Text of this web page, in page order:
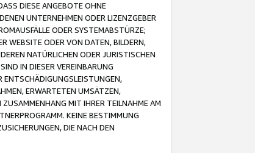
DIESE ANGEBOTE OHNE
UNTERNEHMEN ODER LIZENZGEBER
ODER SYSTEMABSTÜRZE;
WEBSITE ODER VON DATEN, BILDERN,
NATÜRLICHEN ODER JURISTISCHEN
IN DIESER VEREINBARUNG
ENTSCHÄDIGUNGSLEISTUNGEN,
ERWARTETEN UMSÄTZEN,
MIT IHRER TEILNAHME AM
KEINE BESTIMMUNG
DIE NACH DEN